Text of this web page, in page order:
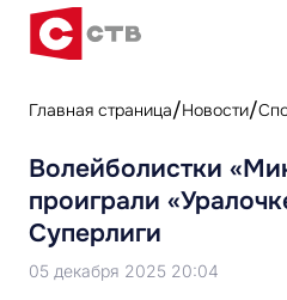
Главная страница Новости
Волейболистки
проиграли
Суперлиги
05 декабря 2025 20:04